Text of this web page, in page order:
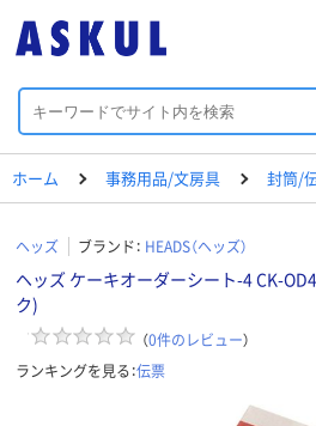
ホーム 事務用品/文房具 封筒/
ヘッズ ブランド： HEADS（ヘッズ）
ヘッズ ケーキオーダーシート-4 CK-
ク)
（0件のレビュー）
ランキングを見る：伝票